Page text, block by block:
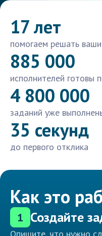
17 лет
помогаем решать
885 000
исполнителей готовы
4 800 000
заданий уже
35 секунд
до первого отклика
Как это
1 Создайте